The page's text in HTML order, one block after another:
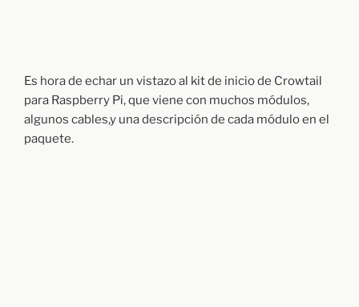
Es hora de echar un vistazo al kit de inicio de Crowtail
para Raspberry Pi, que viene con muchos módulos,
algunos cables,y una descripción de cada módulo en el
paquete.